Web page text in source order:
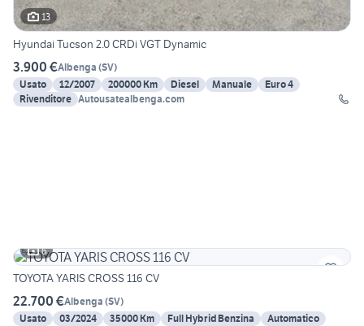
13
Hyundai Tucson 2.0 CRDi VGT Dynamic
3.900 €Albenga (SV)
Usato
12/2007 200000 Km Diesel Manuale
Euro 4
Rivenditore Autousatealbenga.com
6
TOYOTA YARIS CROSS 116 CV
22.700 €Albenga (SV)
Usato
03/2024 35000 Km Full Hybrid Benzina
Automatico